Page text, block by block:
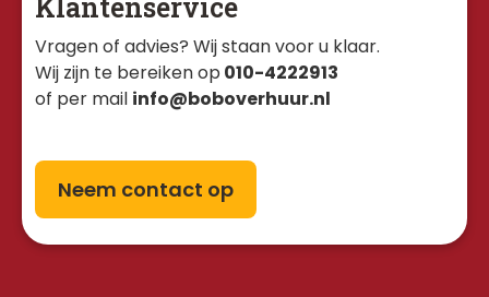
Vragen of advies? Wij staan voor u klaar.
Wij zijn te bereiken op 010-4222913
of per mail info@boboverhuur.nl
Neem contact op